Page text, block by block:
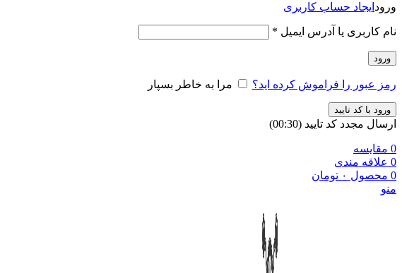
ورود ایجاد حساب کاربری
نام کاربری یا آدرس ایمیل *
ورود
رمز عبور را فراموش کرده اید؟ مرا به خاطر بسپار
ورود با کد تایید
ارسال مجدد کد تایید (00:
30
)
0 مقایسه
0 علاقه مندی
0 محصول ۰ تومان
منو